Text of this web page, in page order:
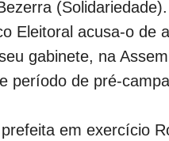
(Solidariedade).
Eleitoral acusa-o de
gabinete, na
período de pré-
em exercício